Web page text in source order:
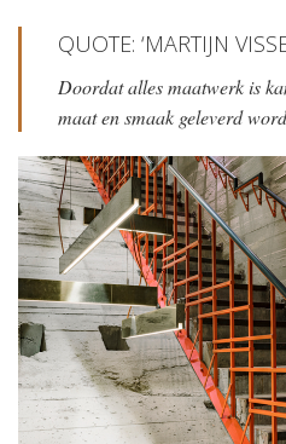
QUOTE: ‘MARTIJN
Doordat alles maatwerk is
maat en smaak geleverd